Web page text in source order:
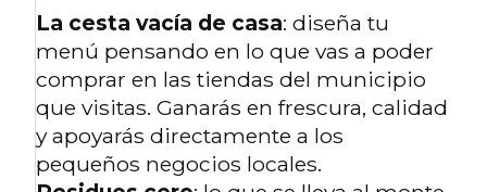
La cesta vacía de casa: diseña tu
menú pensando en lo que vas a poder
comprar en las tiendas del municipio
que visitas. Ganarás en frescura, calidad
y apoyarás directamente a los
pequeños negocios locales.